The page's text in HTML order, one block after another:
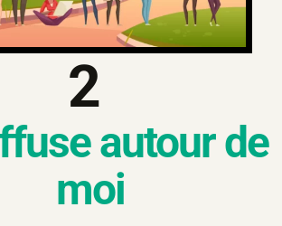
2
autour de
moi​